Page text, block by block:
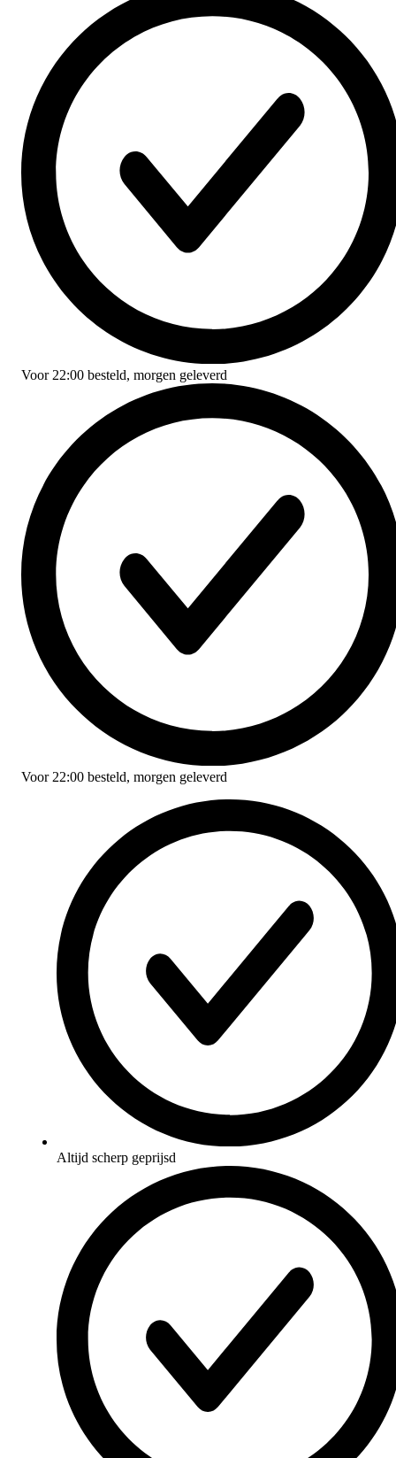
Voor 22:00 besteld, morgen geleverd
Voor 22:00 besteld, morgen geleverd
Altijd scherp geprijsd